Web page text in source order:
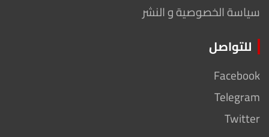
سياسة الخصوصية و النشر
للتواصل
Facebook
Telegram
Twitter